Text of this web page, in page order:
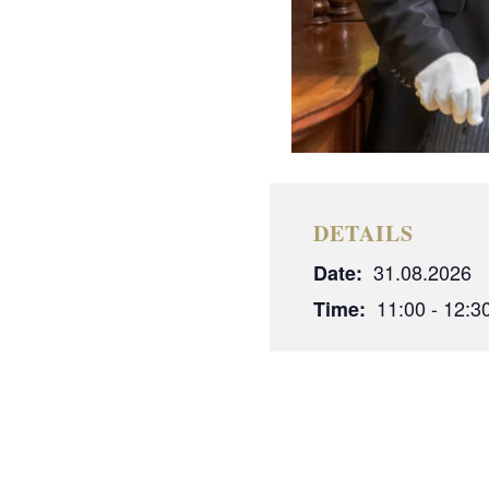
DETAILS
Date: 31.08.2026
Time: 11:00 -